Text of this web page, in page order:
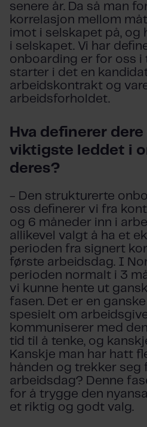
senere år. Da så man
korrelasjon mellom
imot i selskapet på, og
i selskapet. Vi har
onboarding er for oss i
starter i det en
arbeidskontrakt og
arbeidsforholdet.
Hva definerer
viktigste leddet i
deres?
- Den strukturerte
oss definerer vi fra
og 6 måneder inn i
allikevel valgt å ha et
perioden fra signert
første arbeidsdag. I
perioden normalt i 3
vi kunne hente ut
fasen. Det er en
spesielt om
kommuniserer med
tid til å tenke, og
Kanskje man har hatt
hånden og trekker seg
arbeidsdag? Denne
for å trygge den
et riktig og godt valg.